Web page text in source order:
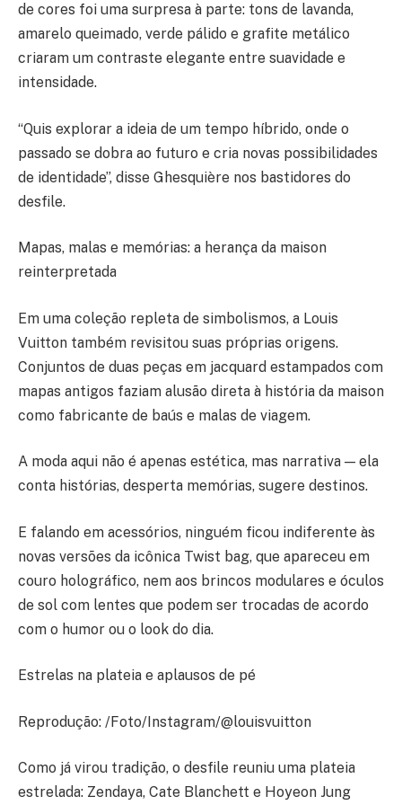
de cores foi uma surpresa à parte: tons de lavanda,
amarelo queimado, verde pálido e grafite metálico
criaram um contraste elegante entre suavidade e
intensidade.
“Quis explorar a ideia de um tempo híbrido, onde o
passado se dobra ao futuro e cria novas possibilidades
de identidade”, disse Ghesquière nos bastidores do
desfile.
Mapas, malas e memórias: a herança da maison
reinterpretada
Em uma coleção repleta de simbolismos, a Louis
Vuitton também revisitou suas próprias origens.
Conjuntos de duas peças em jacquard estampados com
mapas antigos faziam alusão direta à história da maison
como fabricante de baús e malas de viagem.
A moda aqui não é apenas estética, mas narrativa — ela
conta histórias, desperta memórias, sugere destinos.
E falando em acessórios, ninguém ficou indiferente às
novas versões da icônica Twist bag, que apareceu em
couro holográfico, nem aos brincos modulares e óculos
de sol com lentes que podem ser trocadas de acordo
com o humor ou o look do dia.
Estrelas na plateia e aplausos de pé
Reprodução: /Foto/Instagram/@louisvuitton
Como já virou tradição, o desfile reuniu uma plateia
estrelada: Zendaya, Cate Blanchett e Hoyeon Jung